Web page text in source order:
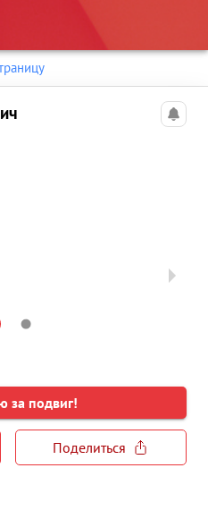
за подвиг!
Поделиться